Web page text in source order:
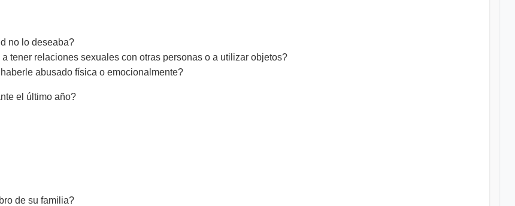
no lo deseaba?
tener relaciones sexuales con otras personas o a utilizar objetos?
abusado física o emocionalmente?
el último año?
de su familia?